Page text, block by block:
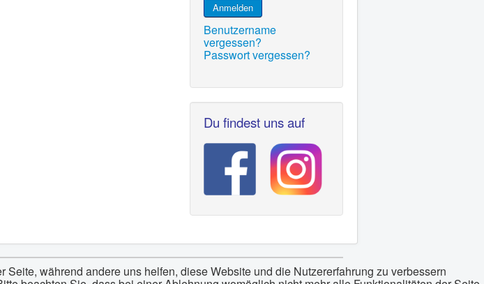
Anmelden
Benutzername
vergessen?
Passwort vergessen?
Du findest uns auf
während andere uns helfen, diese Website und die Nutzererfahrung zu verbessern